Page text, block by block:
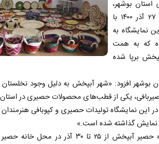
بوشهر،
لیلا رحیمی امروز شنبه ۲۷ آذر ۱۴۰۰ با
نمایشگاه به
که به همت
برپا شده
بوشهر افزود: «شهر آبپخش به دلیل وجود نخلستان
یکی از قطب‌های محصولات حصیری در
این نمایشگاه تولیدات حصیری و کپوبافی
نمایش گذاشته شده است.»
او ادامه داد: «نمایشگاه حصیر آبپخش از ۲۵ تا ۳۰